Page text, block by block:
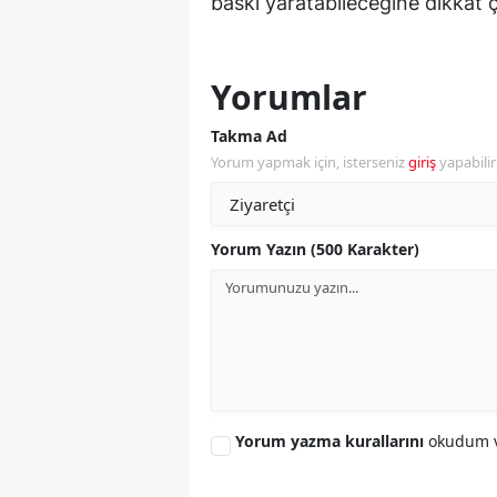
Yorumlar
Takma Ad
Yorum yapmak için, istersenizgiriş
Yorum Yazın (500 Karakter)
Yorum yazma kurallarını okudum